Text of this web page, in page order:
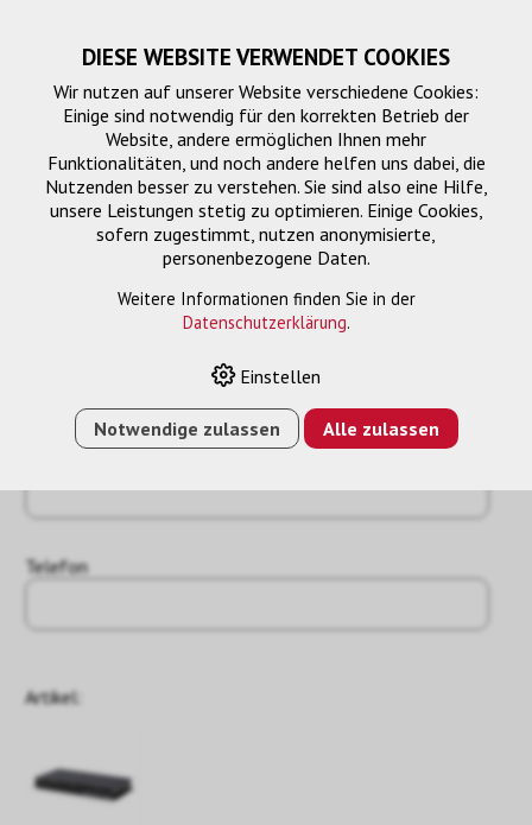
Telefon
Artikel:
DIESE WEBSITE VERWENDET COOKIES
Wir nutzen auf unserer Website verschiedene Cookies:
Einige sind notwendig für den korrekten Betrieb der
Website, andere ermöglichen Ihnen mehr
Funktionalitäten, und noch andere helfen uns dabei, die
Nutzenden besser zu verstehen. Sie sind also eine Hilfe,
unsere Leistungen stetig zu optimieren. Einige Cookies,
sofern zugestimmt, nutzen anonymisierte,
personenbezogene Daten.
Weitere Informationen finden Sie in der
Datenschutzerklärung.
Einstellen
Notwendige zulassen Alle zulassen